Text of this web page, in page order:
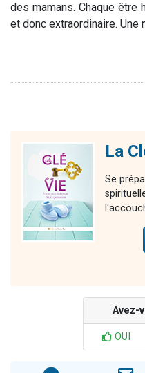
des mamans. Chaque être
et donc extraordinaire. Une
La
Se
Avez-
OUI